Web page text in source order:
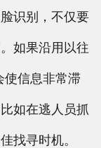
识别，不仅要
如果沿用以往
使信息非常滞
如在逃人员抓
找寻时机。